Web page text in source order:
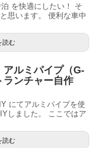
を快適にしたい！ そ
思います。 便利な車中
読む
アルミパイプ（G-
ンチャー自作
にてアルミパイプを使
しました。 ここではア
読む